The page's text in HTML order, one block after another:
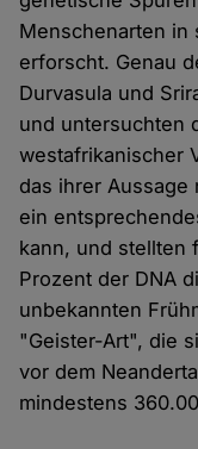
Menschenarten in
erforscht. Genau
Durvasula und
und untersuchten
westafrikanischer
das ihrer Aussage
ein
kann, und stellten
Prozent der DNA
unbekannten
"Geister-Art", die
vor dem
mindestens